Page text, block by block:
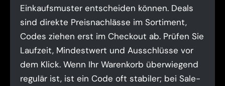
Einkaufsmuster entscheiden können. Deals
sind direkte Preisnachlässe im Sortiment,
Codes ziehen erst im Checkout ab. Prüfen Sie
Laufzeit, Mindestwert und Ausschlüsse vor
dem Klick. Wenn Ihr Warenkorb überwiegend
regulär ist, ist ein Code oft stabiler; bei Sale-